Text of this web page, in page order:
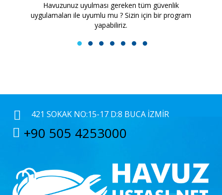
Havuzunuz uyulması gereken tüm güvenlik
uygulamaları ile uyumlu mu ? Sizin için bir program
yapabiliriz.
1 2 3 4 5 6 7
421 SOKAK NO:15-17 D:8 BUCA İZMIR
+90 505 4253000